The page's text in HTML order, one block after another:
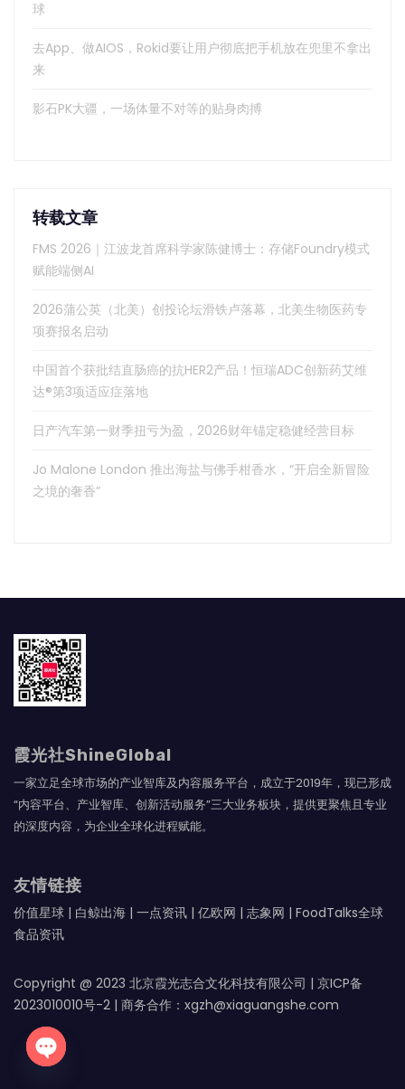
球
去App、做AIOS，Rokid要让用户彻底把手机放在兜里不拿出
来
影石PK大疆，一场体量不对等的贴身肉搏
转载文章
FMS 2026｜江波龙首席科学家陈健博士：存储Foundry模式
赋能端侧AI
2026蒲公英（北美）创投论坛滑铁卢落幕，北美生物医药专
项赛报名启动
中国首个获批结直肠癌的抗HER2产品！恒瑞ADC创新药艾维
达®第3项适应症落地
日产汽车第一财季扭亏为盈，2026财年锚定稳健经营目标
Jo Malone London 推出海盐与佛手柑香水，“开启全新冒险
之境的奢香”
霞光社ShineGlobal
一家立足全球市场的产业智库及内容服务平台，成立于2019年，现已形成
“内容平台、产业智库、创新活动服务”三大业务板块，提供更聚焦且专业
的深度内容，为企业全球化进程赋能。
友情链接
价值星球 | 白鲸出海 | 一点资讯 | 亿欧网 | 志象网 | FoodTalks全球
食品资讯
Copyright @ 2023 北京霞光志合文化科技有限公司 | 京ICP备
2023010010号-2 | 商务合作：xgzh@xiaguangshe.com